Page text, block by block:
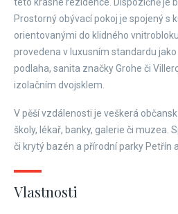
Prostorný obývací pokoj je spojený s
orientovanými do klidného
provedena v luxusním standardu
podlaha, sanita značky Grohe či
izolačním dvojsklem.
V pěší vzdálenosti je veškerá
školy, lékař, banky, galerie či muzea.
či krytý bazén a přírodní parky Petřín
Vlastnosti